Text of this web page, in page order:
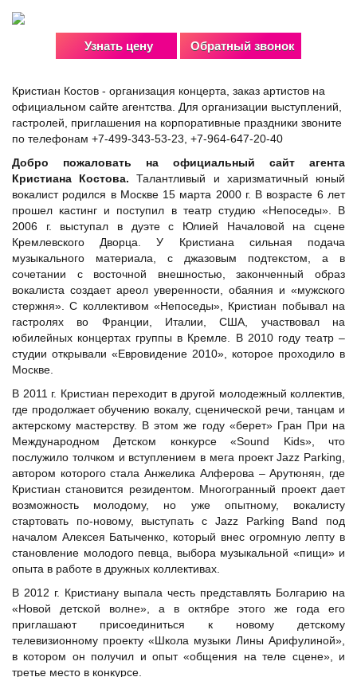
Узнать цену Обратный звонок
Кристиан Костов - организация концерта, заказ артистов на
официальном сайте агентства. Для организации выступлений,
гастролей, приглашения на корпоративные праздники звоните
по телефонам +7-499-343-53-23, +7-964-647-20-40
Добро пожаловать на официальный сайт агента
Кристиана Костова. Талантливый и харизматичный юный
вокалист родился в Москве 15 марта 2000 г. В возрасте 6 лет
прошел кастинг и поступил в театр студию «Непоседы». В
2006 г. выступал в дуэте с Юлией Началовой на сцене
Кремлевского Дворца. У Кристиана сильная подача
музыкального материала, с джазовым подтекстом, а в
сочетании с восточной внешностью, законченный образ
вокалиста создает ареол уверенности, обаяния и «мужского
стержня». С коллективом «Непоседы», Кристиан побывал на
гастролях во Франции, Италии, США, участвовал на
юбилейных концертах группы в Кремле. В 2010 году театр –
студии открывали «Евровидение 2010», которое проходило в
Москве.
В 2011 г. Кристиан переходит в другой молодежный коллектив,
где продолжает обучению вокалу, сценической речи, танцам и
актерскому мастерству. В этом же году «берет» Гран При на
Международном Детском конкурсе «Sound Kids», что
послужило толчком и вступлением в мега проект Jazz Parking,
автором которого стала Анжелика Алферова – Арутюнян, где
Кристиан становится резидентом. Многогранный проект дает
возможность молодому, но уже опытному, вокалисту
стартовать по-новому, выступать с Jazz Parking Band под
началом Алексея Батыченко, который внес огромную лепту в
становление молодого певца, выбора музыкальной «пищи» и
опыта в работе в дружных коллективах.
В 2012 г. Кристиану выпала честь представлять Болгарию на
«Новой детской волне», а в октябре этого же года его
приглашают присоединиться к новому детскому
телевизионному проекту «Школа музыки Лины Арифулиной»,
в котором он получил и опыт «общения на теле сцене», и
третье место в конкурсе.